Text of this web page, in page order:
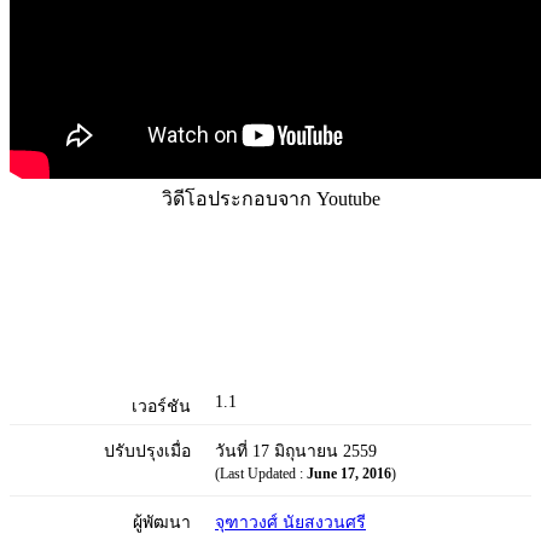
วิดีโอประกอบจาก Youtube
เวอร์ชัน 1.1
ปรับปรุงเมื่อ วันที่ 17 มิถุนายน 2559
(Last Updated : June 17, 2016)
ผู้พัฒนา จุฑาวงศ์ นัยสงวนศรี